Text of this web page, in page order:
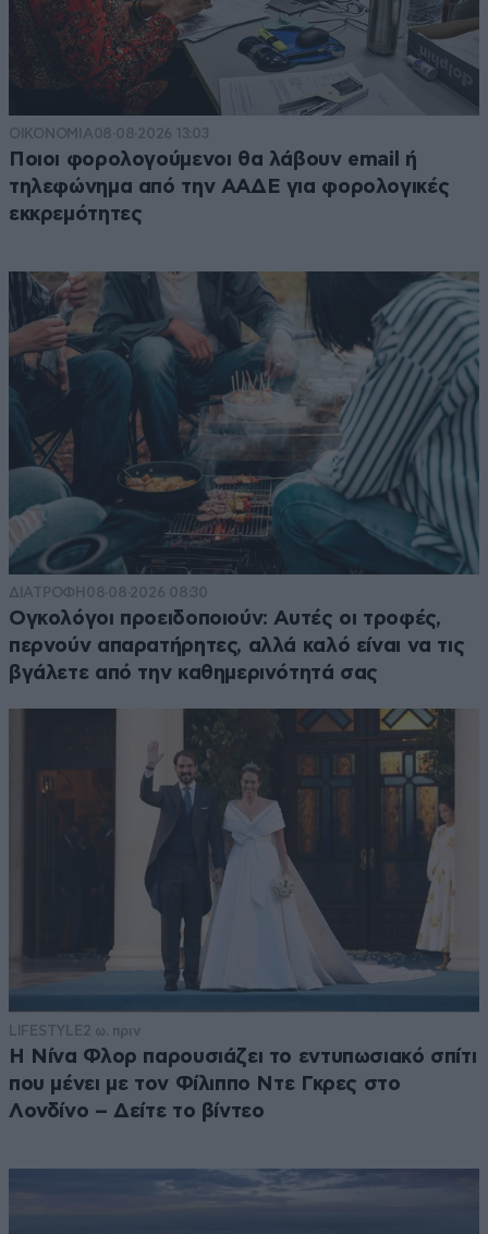
ΟΙΚΟΝΟΜΙΑ08·08·2026 13:03
Ποιοι φορολογούμενοι θα λάβουν email ή
τηλεφώνημα από την ΑΑΔΕ για φορολογικές
εκκρεμότητες
ΔΙΑΤΡΟΦΗ 08·08·2026 08:30
Ογκολόγοι προειδοποιούν: Αυτές οι τροφές,
περνούν απαρατήρητες, αλλά καλό είναι να τις
βγάλετε από την καθημερινότητά σας
LIFESTYLE 2 ω. πριν
Η Νίνα Φλορ παρουσιάζει το εντυπωσιακό σπίτι
που μένει με τον Φίλιππο Ντε Γκρες στο
Λονδίνο – Δείτε το βίντεο